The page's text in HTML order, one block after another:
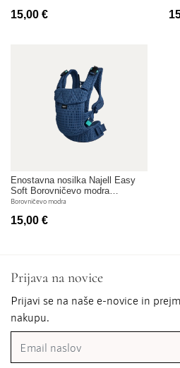
15,00 €
Enostavna nosilka Najell Easy
Soft Borovničevo modra
IZPOSOJA
Borovničevo modra
15,00 €
Prijava na novice
Prijavi se na naše e-novice in
nakupu.